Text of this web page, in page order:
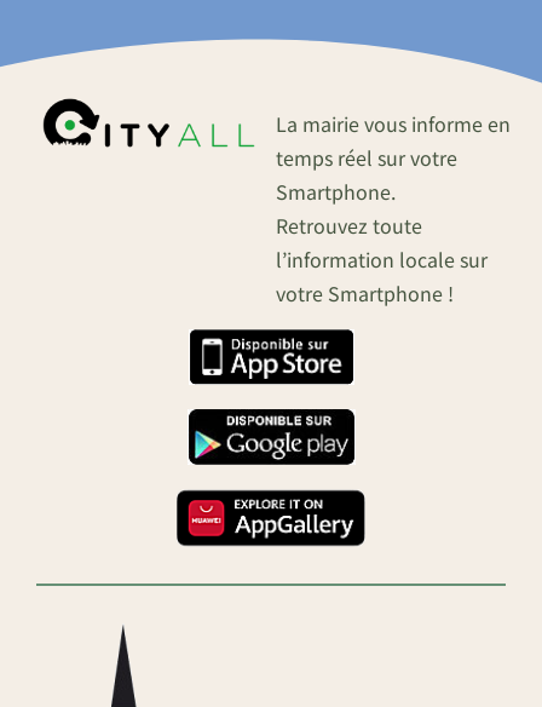
La mairie vous informe en
temps réel sur votre
Smartphone.
Retrouvez toute
l’information locale sur
votre Smartphone !